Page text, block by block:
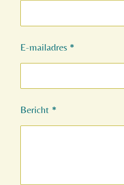
E-mailadres *
Bericht *